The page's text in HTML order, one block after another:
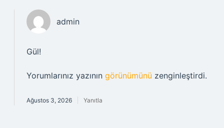
admin
Gül!
Yorumlarınız yazının görünümünü zenginleştirdi.
Ağustos 3, 2026 Yanıtla